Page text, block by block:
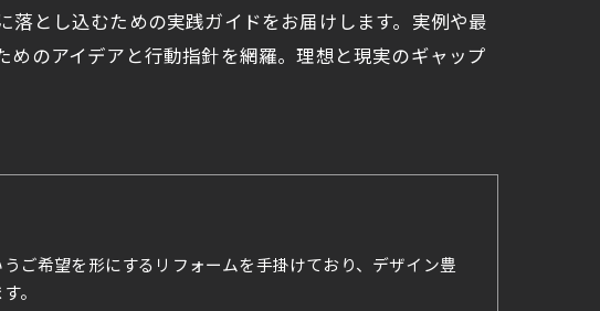
とし込むための実践ガイドをお届けします。実例や最
のアイデアと行動指針を網羅。理想と現実のギャップ
ご希望を形にするリフォームを手掛けており、デザイン豊
。